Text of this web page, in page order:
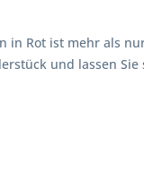
in Rot ist mehr als
und lassen